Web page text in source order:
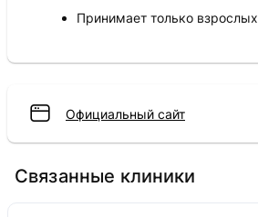
Принимает только взрослых
Официальный сайт
Связанные клиники